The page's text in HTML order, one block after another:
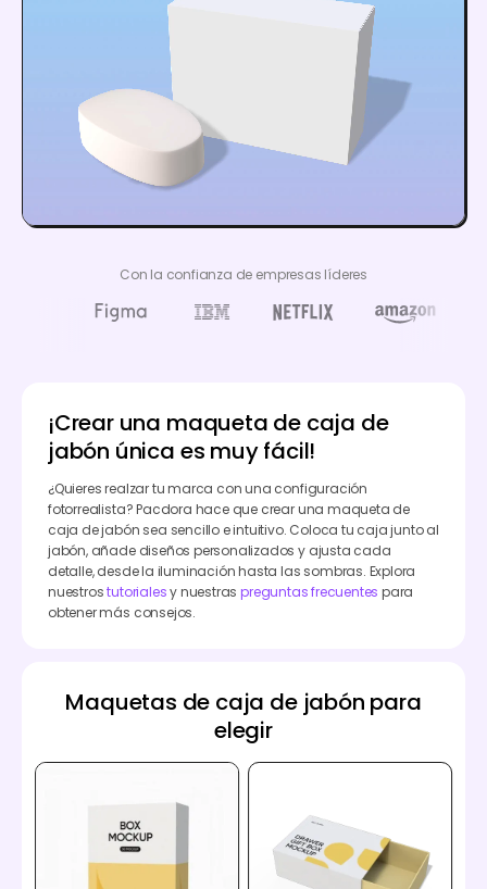
Con la confianza de empresas líderes
¡Crear una maqueta de caja de
jabón única es muy fácil!
¿Quieres realzar tu marca con una configuración
fotorrealista? Pacdora hace que crear una maqueta de
caja de jabón sea sencillo e intuitivo. Coloca tu caja junto al
jabón, añade diseños personalizados y ajusta cada
detalle, desde la iluminación hasta las sombras. Explora
nuestrostutorialesy nuestraspreguntas frecuentes para
obtener más consejos.
Maquetas de caja de jabón para
elegir